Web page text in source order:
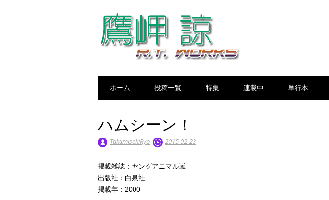
Main menu
ホーム 投稿一覧 特集 連載中 単行本
ハムシーン！
TakamisakiRyo 2015-02-23
掲載雑誌：ヤングアニマル嵐
出版社：白泉社
掲載年：2000